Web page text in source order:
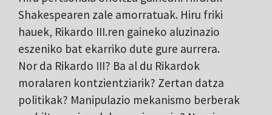
Shakespearen zale amorratuak. Hiru friki
hauek, Rikardo III.ren gaineko aluzinazio
eszeniko bat ekarriko dute gure aurrera.
Nor da Rikardo III? Ba al du Rikardok
moralaren kontzientziarik? Zertan datza
politikak? Manipulazio mekanismo berberak